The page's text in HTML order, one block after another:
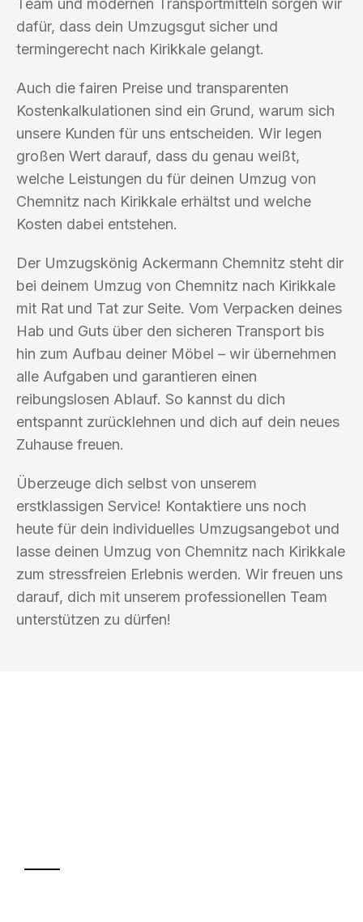
Team und modernen Transportmitteln sorgen wir
dafür, dass dein Umzugsgut sicher und
termingerecht nach Kirikkale gelangt.
Auch die fairen Preise und transparenten
Kostenkalkulationen sind ein Grund, warum sich
unsere Kunden für uns entscheiden. Wir legen
großen Wert darauf, dass du genau weißt,
welche Leistungen du für deinen Umzug von
Chemnitz nach Kirikkale erhältst und welche
Kosten dabei entstehen.
Der Umzugskönig Ackermann Chemnitz steht dir
bei deinem Umzug von Chemnitz nach Kirikkale
mit Rat und Tat zur Seite. Vom Verpacken deines
Hab und Guts über den sicheren Transport bis
hin zum Aufbau deiner Möbel – wir übernehmen
alle Aufgaben und garantieren einen
reibungslosen Ablauf. So kannst du dich
entspannt zurücklehnen und dich auf dein neues
Zuhause freuen.
Überzeuge dich selbst von unserem
erstklassigen Service! Kontaktiere uns noch
heute für dein individuelles Umzugsangebot und
lasse deinen Umzug von Chemnitz nach Kirikkale
zum stressfreien Erlebnis werden. Wir freuen uns
darauf, dich mit unserem professionellen Team
unterstützen zu dürfen!